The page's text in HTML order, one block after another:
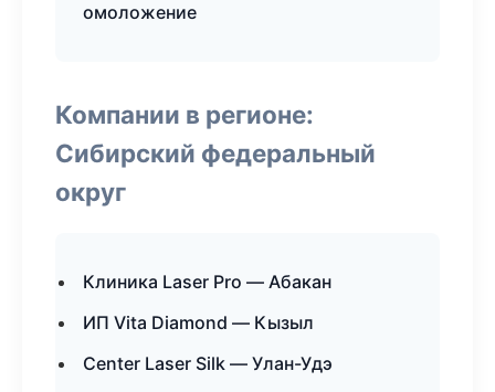
омоложение
Компании в регионе:
Сибирский федеральный
округ
Клиника Laser Pro — Абакан
ИП Vita Diamond — Кызыл
Center Laser Silk — Улан-Удэ